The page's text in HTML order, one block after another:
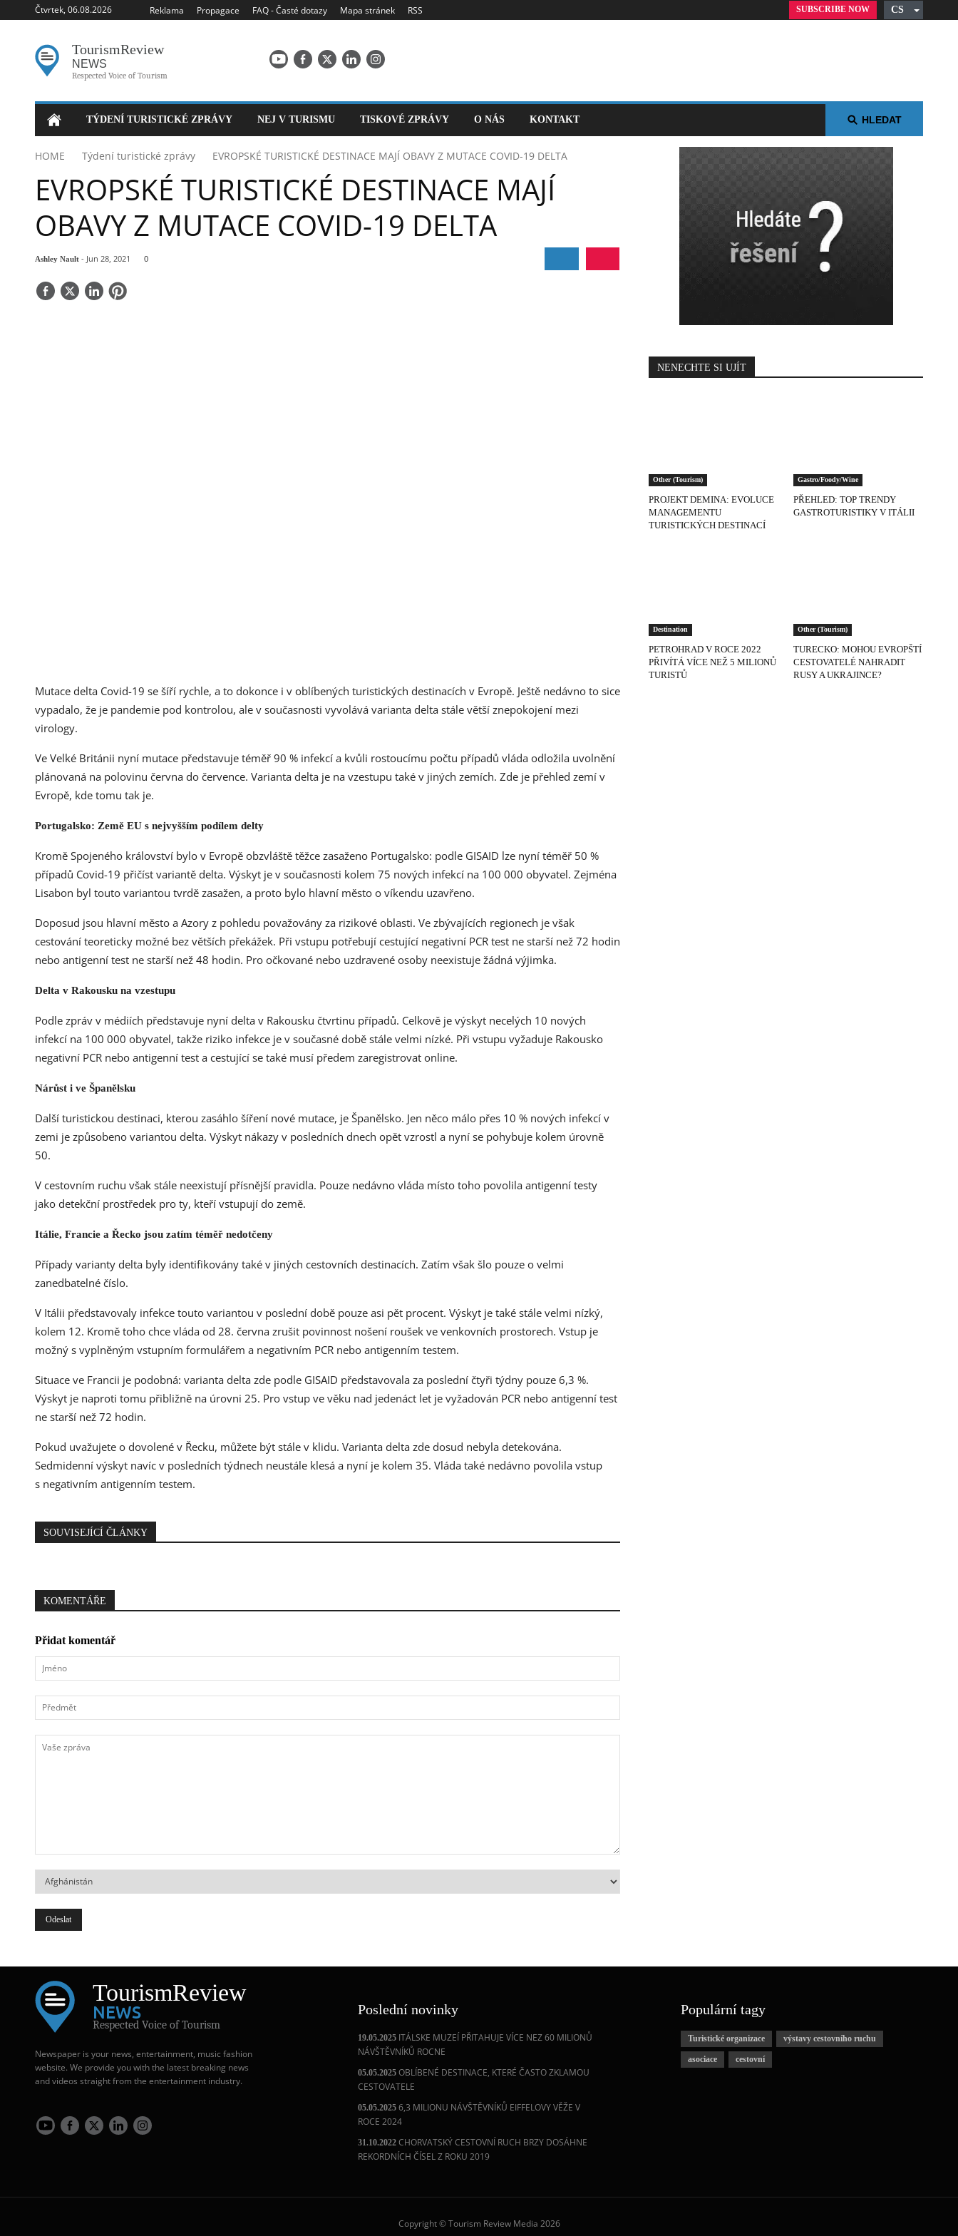
Čtvrtek, 06.08.2026 Reklama Propagace FAQ - Časté dotazy Mapa stránek RSS CS
French
SUBSCRIBE NOW
TourismReview
NEWS
Respected Voice of Tourism
TÝDENÍ TURISTICKÉ ZPRÁVY NEJ V TURISMU TISKOVÉ ZPRÁVY O NÁS KONTAKT HLEDAT
HOME Týdení turistické zprávy EVROPSKÉ TURISTICKÉ DESTINACE MAJÍ OBAVY Z MUTACE COVID-19 DELTA
EVROPSKÉ TURISTICKÉ DESTINACE MAJÍ
OBAVY Z MUTACE COVID-19 DELTA
Ashley Nault- Jun 28, 2021 0
Mutace delta Covid-19 se šíří rychle, a to dokonce i v oblíbených turistických destinacích v Evropě. Ještě nedávno to sice
vypadalo, že je pandemie pod kontrolou, ale v současnosti vyvolává varianta delta stále větší znepokojení mezi
virology.
Ve Velké Británii nyní mutace představuje téměř 90 % infekcí a kvůli rostoucímu počtu případů vláda odložila uvolnění
plánovaná na polovinu června do července. Varianta delta je na vzestupu také v jiných zemích. Zde je přehled zemí v
Evropě, kde tomu tak je.
Portugalsko: Země EU s nejvyšším podílem delty
Kromě Spojeného království bylo v Evropě obzvláště těžce zasaženo Portugalsko: podle GISAID lze nyní téměř 50 %
případů Covid-19 přičíst variantě delta. Výskyt je v současnosti kolem 75 nových infekcí na 100 000 obyvatel. Zejména
Lisabon byl touto variantou tvrdě zasažen, a proto bylo hlavní město o víkendu uzavřeno.
Doposud jsou hlavní město a Azory z pohledu považovány za rizikové oblasti. Ve zbývajících regionech je však
cestování teoreticky možné bez větších překážek. Při vstupu potřebují cestující negativní PCR test ne starší než 72 hodin
nebo antigenní test ne starší než 48 hodin. Pro očkované nebo uzdravené osoby neexistuje žádná výjimka.
Delta v Rakousku na vzestupu
Podle zpráv v médiích představuje nyní delta v Rakousku čtvrtinu případů. Celkově je výskyt necelých 10 nových
infekcí na 100 000 obyvatel, takže riziko infekce je v současné době stále velmi nízké. Při vstupu vyžaduje Rakousko
negativní PCR nebo antigenní test a cestující se také musí předem zaregistrovat online.
Nárůst i ve Španělsku
Další turistickou destinaci, kterou zasáhlo šíření nové mutace, je Španělsko. Jen něco málo přes 10 % nových infekcí v
zemi je způsobeno variantou delta. Výskyt nákazy v posledních dnech opět vzrostl a nyní se pohybuje kolem úrovně
50.
V cestovním ruchu však stále neexistují přísnější pravidla. Pouze nedávno vláda místo toho povolila antigenní testy
jako detekční prostředek pro ty, kteří vstupují do země.
Itálie, Francie a Řecko jsou zatím téměř nedotčeny
Případy varianty delta byly identifikovány také v jiných cestovních destinacích. Zatím však šlo pouze o velmi
zanedbatelné číslo.
V Itálii představovaly infekce touto variantou v poslední době pouze asi pět procent. Výskyt je také stále velmi nízký,
kolem 12. Kromě toho chce vláda od 28. června zrušit povinnost nošení roušek ve venkovních prostorech. Vstup je
možný s vyplněným vstupním formulářem a negativním PCR nebo antigenním testem.
Situace ve Francii je podobná: varianta delta zde podle GISAID představovala za poslední čtyři týdny pouze 6,3 %.
Výskyt je naproti tomu přibližně na úrovni 25. Pro vstup ve věku nad jedenáct let je vyžadován PCR nebo antigenní test
ne starší než 72 hodin.
Pokud uvažujete o dovolené v Řecku, můžete být stále v klidu. Varianta delta zde dosud nebyla detekována.
Sedmidenní výskyt navíc v posledních týdnech neustále klesá a nyní je kolem 35. Vláda také nedávno povolila vstup
s negativním antigenním testem.
SOUVISEJÍCÍ ČLÁNKY
KOMENTÁŘE
Přidat komentář
Jméno
Předmět
zpráva
Země
NENECHTE SI UJÍT
Other (Tourism)
PROJEKT DEMINA: EVOLUCE
MANAGEMENTU
TURISTICKÝCH DESTINACÍ
Gastro/Foody/Wine
PŘEHLED: TOP TRENDY
GASTROTURISTIKY V ITÁLII
Destination
PETROHRAD V ROCE 2022
PŘIVÍTÁ VÍCE NEŽ 5 MILIONŮ
TURISTŮ
Other (Tourism)
TURECKO: MOHOU EVROPŠTÍ
CESTOVATELÉ NAHRADIT
RUSY A UKRAJINCE?
TourismReview
NEWS
Respected Voice of Tourism
Newspaper is your news, entertainment, music fashion
website. We provide you with the latest breaking news
and videos straight from the entertainment industry.
Poslední novinky
19.05.2025ITÁLSKE MUZEÍ PŘITAHUJE VÍCE NEZ 60 MILIONŮ
NÁVŠTĚVNÍKŮ ROCNE
05.05.2025OBLÍBENÉ DESTINACE, KTERÉ ČASTO ZKLAMOU
CESTOVATELE
05.05.20256,3 MILIONU NÁVŠTĚVNÍKŮ EIFFELOVY VĚŽE V
ROCE 2024
31.10.2022CHORVATSKÝ CESTOVNÍ RUCH BRZY DOSÁHNE
REKORDNÍCH ČÍSEL Z ROKU 2019
Populární tagy
Turistické organizace výstavy cestovního ruchu
asociace cestovní
Copyright © Tourism Review Media 2026